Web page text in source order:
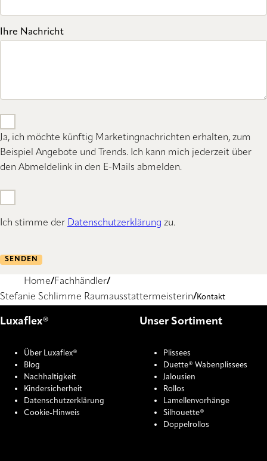
Ihre Nachricht
Ja, ich möchte künftig Marketingnachrichten erhalten, zum
Beispiel Angebote und Trends. Ich kann mich jederzeit über
den Abmeldelink in den E-Mails abmelden.
Ich stimme der Datenschutzerklärung zu.
SENDEN
Home Fachhändler
Stefanie Schlimme Raumausstattermeisterin
Kontakt
Luxaflex®
Über Luxaflex®
Blog
Nachhaltigkeit
Kindersicherheit
Datenschutzerklärung
Cookie-Hinweis
Unser Sortiment
Plissees
Duette® Wabenplissees
Jalousien
Rollos
Lamellenvorhänge
Silhouette®
Doppelrollos